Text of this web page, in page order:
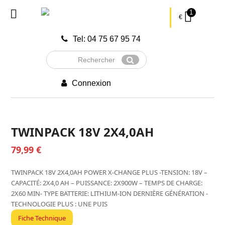
Tel: 04 75 67 95 74
Rechercher
Envoyer
Connexion
€
1
TWINPACK 18V 2X4,0AH
79,99€
TWINPACK 18V 2X4,0AH POWER X-CHANGE PLUS -TENSION: 18V –
CAPACITÉ: 2X4,0 AH – PUISSANCE: 2X900W – TEMPS DE CHARGE:
2X60 MIN- TYPE BATTERIE: LITHIUM-ION DERNIÈRE GÉNÉRATION -
TECHNOLOGIE PLUS : UNE PUIS
Fiche Technique